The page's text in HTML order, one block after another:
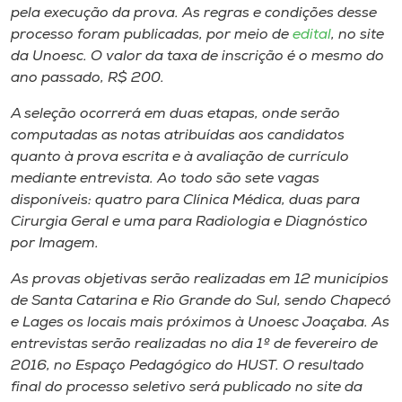
Selecione
pela execução da prova. As regras e condições desse
processo foram publicadas, por meio de edital, no site
da Unoesc. O valor da taxa de inscrição é o mesmo do
ano passado, R$ 200.
A seleção ocorrerá em duas etapas, onde serão
computadas as notas atribuídas aos candidatos
quanto à prova escrita e à avaliação de currículo
mediante entrevista. Ao todo são sete vagas
disponíveis: quatro para Clínica Médica, duas para
Cirurgia Geral e uma para Radiologia e Diagnóstico
por Imagem.
As provas objetivas serão realizadas em 12 municípios
de Santa Catarina e Rio Grande do Sul, sendo Chapecó
e Lages os locais mais próximos à Unoesc Joaçaba. As
entrevistas serão realizadas no dia 1º de fevereiro de
2016, no Espaço Pedagógico do HUST. O resultado
final do processo seletivo será publicado no site da